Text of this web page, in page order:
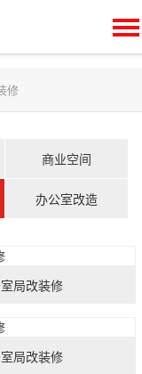
修
商业空间
办公室改造
局改装修
局改装修